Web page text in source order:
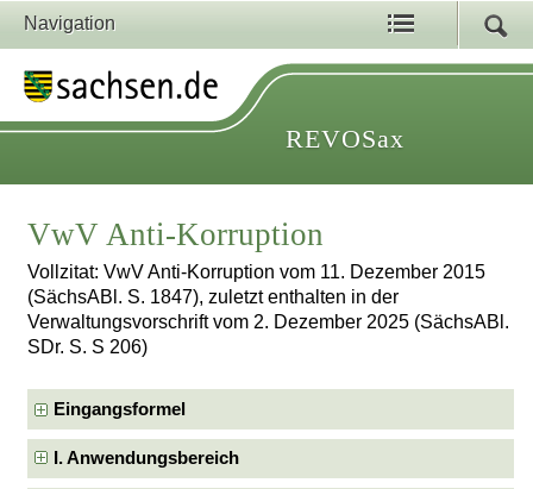
Navigation
REVOSax
VwV Anti-Korruption
Vollzitat: VwV Anti-Korruption vom 11. Dezember 2015
(SächsABl. S. 1847), zuletzt enthalten in der
Verwaltungsvorschrift vom 2. Dezember 2025 (SächsABl.
SDr. S. S 206)
Eingangsformel
I. Anwendungsbereich